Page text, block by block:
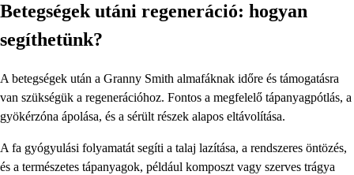
Betegségek utáni regeneráció: hogyan
segíthetünk?
A betegségek után a Granny Smith almafáknak időre és támogatásra
van szükségük a regenerációhoz. Fontos a megfelelő tápanyagpótlás, a
gyökérzóna ápolása, és a sérült részek alapos eltávolítása.
A fa gyógyulási folyamatát segíti a talaj lazítása, a rendszeres öntözés,
és a természetes tápanyagok, például komposzt vagy szerves trágya